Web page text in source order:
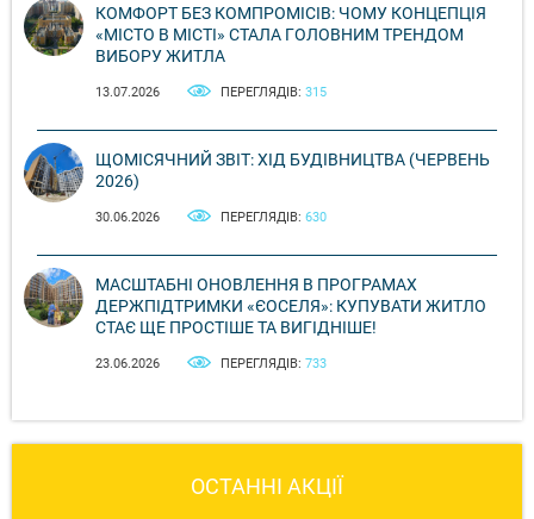
КОМФОРТ БЕЗ КОМПРОМІСІВ: ЧОМУ КОНЦЕПЦІЯ
«МІСТО В МІСТІ» СТАЛА ГОЛОВНИМ ТРЕНДОМ
ВИБОРУ ЖИТЛА
13.07.2026 ПЕРЕГЛЯДІВ: 315
ЩОМІСЯЧНИЙ ЗВІТ: ХІД БУДІВНИЦТВА (ЧЕРВЕНЬ
2026)
30.06.2026 ПЕРЕГЛЯДІВ: 630
МАСШТАБНІ ОНОВЛЕННЯ В ПРОГРАМАХ
ДЕРЖПІДТРИМКИ «ЄОСЕЛЯ»: КУПУВАТИ ЖИТЛО
СТАЄ ЩЕ ПРОСТІШЕ ТА ВИГІДНІШЕ!
23.06.2026 ПЕРЕГЛЯДІВ: 733
ОСТАННІ АКЦІЇ